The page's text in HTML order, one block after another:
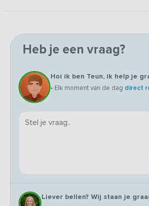
Heb je een vraag?
Hoi ik ben Teun, ik help je
• Elk moment van de dag direct
Liever bellen? Wij staan je